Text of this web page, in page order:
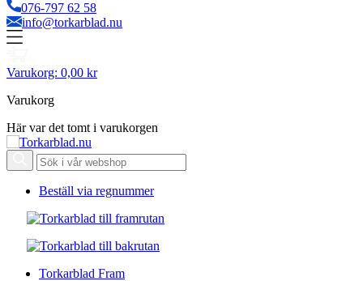
076-797 62 58
info@torkarblad.nu
Varukorg: 0,00 kr
Varukorg
Här var det tomt i varukorgen
Beställ via regnummer
Torkarblad Fram